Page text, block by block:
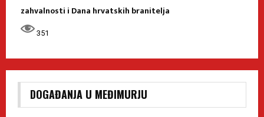
zahvalnosti i Dana hrvatskih branitelja
351
DOGAĐANJA U MEĐIMURJU